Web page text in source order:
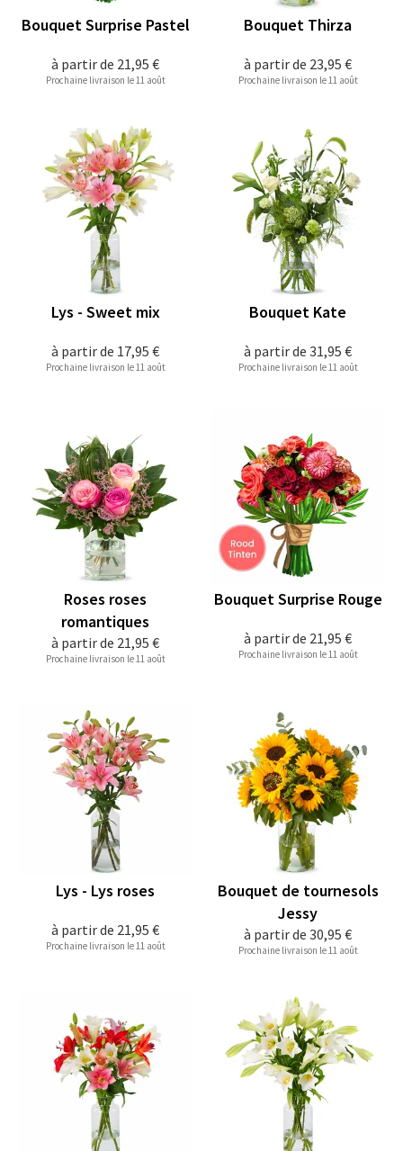
à partir de 21,95 €
Bouquet Surprise Pastel
Prochaine livraison le 11 août
à partir de 23,95 €
Bouquet Thirza
Prochaine livraison le 11 août
à partir de 17,95 €
Lys - Sweet mix
Prochaine livraison le 11 août
à partir de 31,95 €
Bouquet Kate
Prochaine livraison le 11 août
à partir de 21,95 €
Roses roses
romantiques
Prochaine livraison le 11 août
à partir de 21,95 €
Bouquet Surprise Rouge
Prochaine livraison le 11 août
à partir de 21,95 €
Lys - Lys roses
Prochaine livraison le 11 août
à partir de 30,95 €
Bouquet de tournesols
Jessy
Prochaine livraison le 11 août